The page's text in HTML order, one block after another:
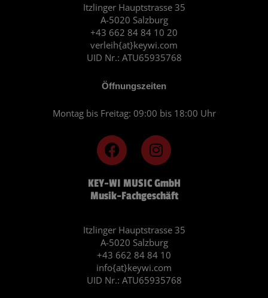
KEY-WI MUSIC GmbH
Musik-Fachgeschäft
Itzlinger Hauptstrasse 35
A-5020 Salzburg
+43 662 84 84 10
info{at}keywi.com
UID Nr.: ATU65935768
F
a
c
e
b
o
k
I
n
s
t
a
r
a
m
Itzlinger Hauptstrasse 35
A-5020 Salzburg
+43 662 84 84 10 20
verleih{at}keywi.com
UID Nr.: ATU65935768
Öffnungszeiten
Montag bis Freitag: 09:00 bis 18:00 Uhr